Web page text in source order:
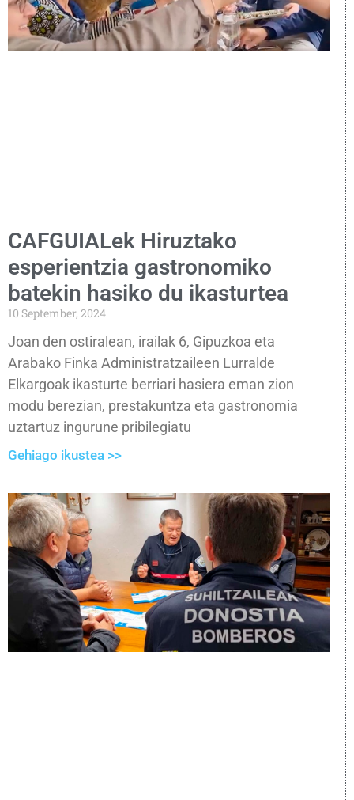
CAFGUIALek Hiruztako
esperientzia gastronomiko
batekin hasiko du ikasturtea
10 September, 2024
Joan den ostiralean, irailak 6, Gipuzkoa eta
Arabako Finka Administratzaileen Lurralde
Elkargoak ikasturte berriari hasiera eman zion
modu berezian, prestakuntza eta gastronomia
uztartuz ingurune pribilegiatu
Gehiago ikustea >>